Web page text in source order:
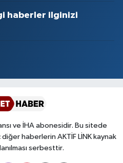
haberler ilginizi
ve İHA abonesidir. Bu sitede
haberlerin AKTİF LİNK kaynak
serbesttir.